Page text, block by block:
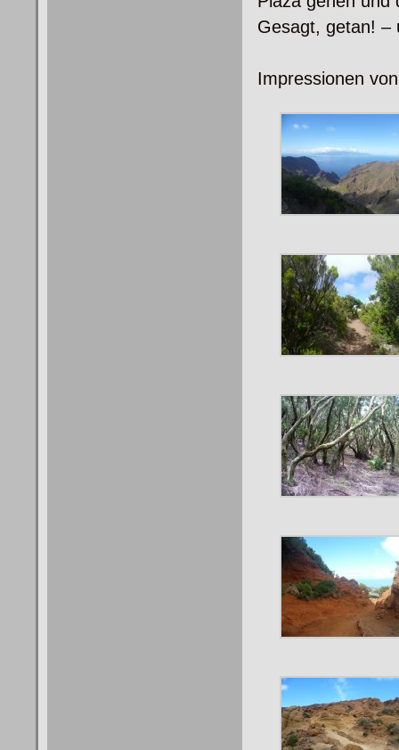
Gesagt, getan! –
Impressionen